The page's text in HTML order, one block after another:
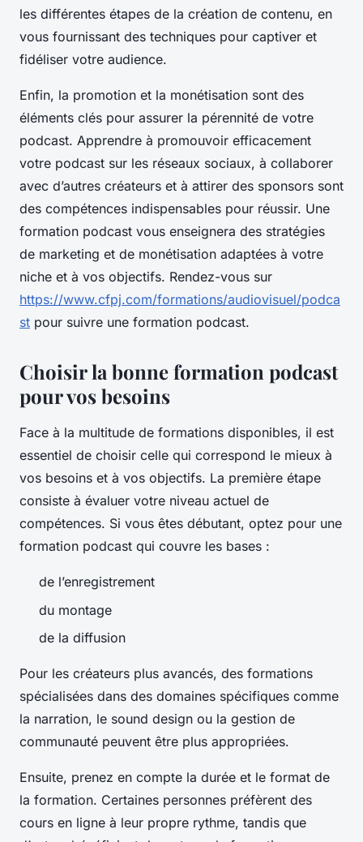
les différentes étapes de la création de contenu, en
vous fournissant des techniques pour captiver et
fidéliser votre audience.
Enfin, la promotion et la monétisation sont des
éléments clés pour assurer la pérennité de votre
podcast. Apprendre à promouvoir efficacement
votre podcast sur les réseaux sociaux, à collaborer
avec d’autres créateurs et à attirer des sponsors sont
des compétences indispensables pour réussir. Une
formation podcast vous enseignera des stratégies
de marketing et de monétisation adaptées à votre
niche et à vos objectifs. Rendez-vous sur
https://www.cfpj.com/formations/audiovisuel/podca
st pour suivre une formation podcast.
Choisir la bonne formation podcast
pour vos besoins
Face à la multitude de formations disponibles, il est
essentiel de choisir celle qui correspond le mieux à
vos besoins et à vos objectifs. La première étape
consiste à évaluer votre niveau actuel de
compétences. Si vous êtes débutant, optez pour une
formation podcast qui couvre les bases :
de l’enregistrement
du montage
de la diffusion
Pour les créateurs plus avancés, des formations
spécialisées dans des domaines spécifiques comme
la narration, le sound design ou la gestion de
communauté peuvent être plus appropriées.
Ensuite, prenez en compte la durée et le format de
la formation. Certaines personnes préfèrent des
cours en ligne à leur propre rythme, tandis que